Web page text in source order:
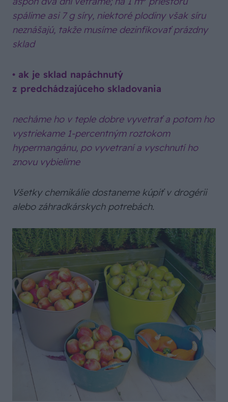
spálime asi 7 g síry, niektoré plodiny však síru
neznášajú, takže musíme dezinfikovať prázdny
sklad
• ak je sklad napáchnutý
z predchádzajúceho skladovania
necháme ho v teple dobre vyvetrať a potom ho
vystriekame 1-percentným roztokom
hypermangánu, po vyvetraní a vyschnutí ho
znovu vybielime
Všetky chemikálie dostaneme kúpiť v drogérii
alebo záhradkárskych potrebách.